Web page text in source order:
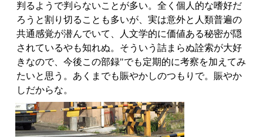
判るようで判らないことが多い。全く個人的な嗜好だ
ろうと割り切ることも多いが、実は意外と人類普遍の
共通感覚が潜んでいて、人文学的に価値ある秘密が隠
されているやも知れぬ。そういう詰まらぬ詮索が大好
きなので、今後この部録"でも定期的に考察を加えてみ
たいと思う。あくまでも賑やかしのつもりで。賑やか
しだからな。